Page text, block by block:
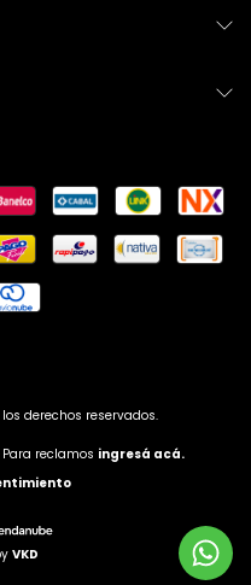
derechos reservados.
reclamos ingresá acá.
VKD